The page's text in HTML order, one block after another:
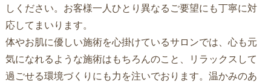
しください。お客様一人ひとり異なるご要望にも丁寧に対
応してまいります。
体やお肌に優しい施術を心掛けているサロンでは、心も元
気になれるような施術はもちろんのこと、リラックスして
過ごせる環境づくりにも力を注いでおります。温かみのあ